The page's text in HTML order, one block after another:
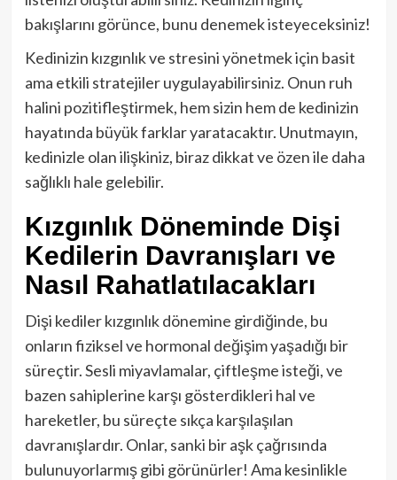
bakışlarını görünce, bunu denemek isteyeceksiniz!
Kedinizin kızgınlık ve stresini yönetmek için basit
ama etkili stratejiler uygulayabilirsiniz. Onun ruh
halini pozitifleştirmek, hem sizin hem de kedinizin
hayatında büyük farklar yaratacaktır. Unutmayın,
kedinizle olan ilişkiniz, biraz dikkat ve özen ile daha
sağlıklı hale gelebilir.
Kızgınlık Döneminde Dişi
Kedilerin Davranışları ve
Nasıl Rahatlatılacakları
Dişi kediler kızgınlık dönemine girdiğinde, bu
onların fiziksel ve hormonal değişim yaşadığı bir
süreçtir. Sesli miyavlamalar, çiftleşme isteği, ve
bazen sahiplerine karşı gösterdikleri hal ve
hareketler, bu süreçte sıkça karşılaşılan
davranışlardır. Onlar, sanki bir aşk çağrısında
bulunuyorlarmış gibi görünürler! Ama kesinlikle